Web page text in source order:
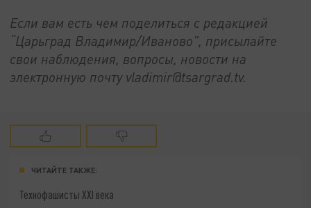
Если вам есть чем поделиться с редакцией
“Царьград Владимир/Иваново”, присылайте
свои наблюдения, вопросы, новости на
электронную почту vladimir@tsargrad.tv.
ЧИТАЙТЕ ТАКЖЕ:
Технофашисты XXI века